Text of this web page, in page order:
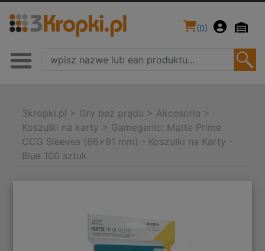
(0)
3kropki.pl > Gry bez prądu > Akcesoria >
Koszulki na karty > Gamegenic: Matte Prime
CCG Sleeves (66x91 mm) - Koszulki na Karty -
Blue 100 sztuk